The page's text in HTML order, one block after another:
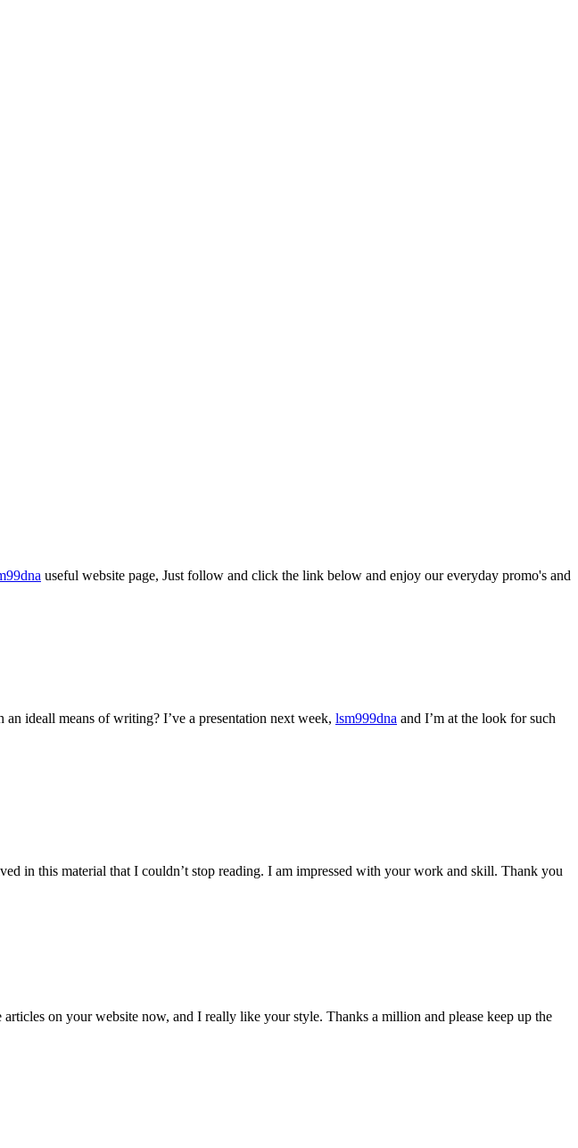
useful website page, Just follow and click the link below and enjoy our everyday promo's and
ideall means of writing? I’ve a presentation next week, lsm999dna and I’m at the look for such
in this material that I couldn’t stop reading. I am impressed with your work and skill. Thank you
articles on your website now, and I really like your style. Thanks a million and please keep up the